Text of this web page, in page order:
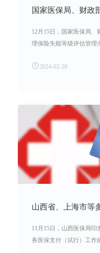
12月15日，国家医保局
理保险失能等级评估管理
估结论是待遇享受和基金
引入独立评估机构，促进
场公平竞争和有序发展。
2024-02-29
11月15日，山西医保局印
务医保支付（试行）工作